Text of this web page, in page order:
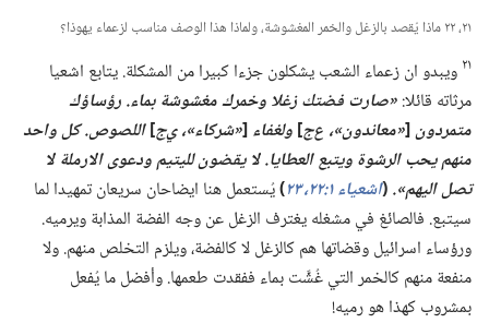
٢١،‏ ٢٢ ماذا يُقصد بالزغل والخمر المغشوشة،‏ ولماذا هذا الوصف مناسب لزعماء يهوذا؟‏
٢١ ويبدو ان زعماء الشعب يشكلون جزءا كبيرا من المشكلة.‏ يتابع اشعيا
مرثاته قائلا:‏‏«صارت فضتك زغلا وخمرك مغشوشة بماء.‏رؤساؤك
متمردون[‏‏«معاندون»،‏ ع‌ج‏]ولغفاء[‏‏«شركاء»،‏ ي‌ج‏]اللصوص.‏ كل واحد
منهم يحب الرشوة ويتبع العطايا.‏ لا يقضون لليتيم ودعوى الارملة لا
تصل اليهم».‏(‏اشعياء ١:‏٢٢،‏ ٢٣‏)‏يُستعمل هنا ايضاحان سريعان تمهيدا لما
سيتبع.‏ فالصائغ في مشغله يغترف الزغل عن وجه الفضة المذابة ويرميه.‏
ورؤساء اسرائيل وقضاتها هم كالزغل لا كالفضة،‏ ويلزم التخلص منهم.‏ ولا
منفعة منهم كالخمر التي غُشَّت بماء ففقدت طعمها.‏ وأفضل ما يُفعل
بمشروب كهذا هو رميه!‏